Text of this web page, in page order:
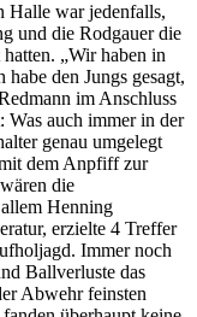
Halle war jedenfalls,
und die Rodgauer die
„Wir haben in
den Jungs gesagt,
im Anschluss
Was auch immer in der
genau umgelegt
dem Anpfiff zur
die
Henning
erzielte 4 Treffer
Immer noch
Ballverluste das
Abwehr feinsten